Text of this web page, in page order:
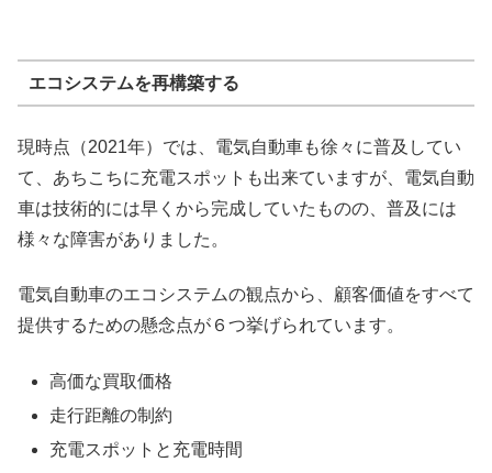
エコシステムを再構築する
現時点（2021年）では、電気自動車も徐々に普及してい
て、あちこちに充電スポットも出来ていますが、電気自動
車は技術的には早くから完成していたものの、普及には
様々な障害がありました。
電気自動車のエコシステムの観点から、顧客価値をすべて
提供するための懸念点が６つ挙げられています。
高価な買取価格
走行距離の制約
充電スポットと充電時間